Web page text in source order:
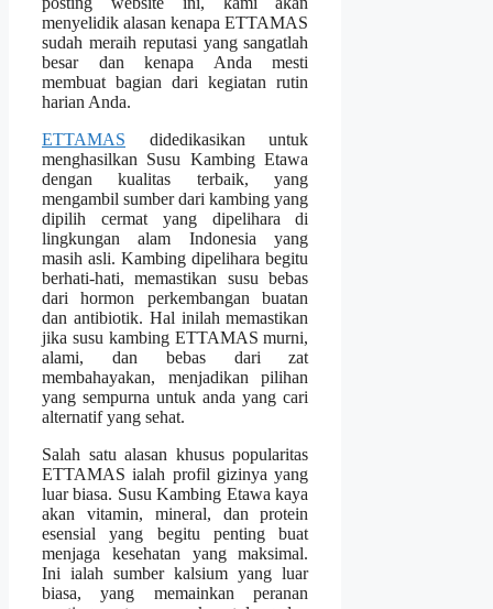
menyelidik alasan kenapa ETTAMAS
sudah meraih reputasi yang sangatlah
besar dan kenapa Anda mesti
membuat bagian dari kegiatan rutin
harian Anda.
ETTAMAS didedikasikan untuk
menghasilkan Susu Kambing Etawa
dengan kualitas terbaik, yang
mengambil sumber dari kambing yang
dipilih cermat yang dipelihara di
lingkungan alam Indonesia yang
masih asli. Kambing dipelihara begitu
berhati-hati, memastikan susu bebas
dari hormon perkembangan buatan
dan antibiotik. Hal inilah memastikan
jika susu kambing ETTAMAS murni,
alami, dan bebas dari zat
membahayakan, menjadikan pilihan
yang sempurna untuk anda yang cari
alternatif yang sehat.
Salah satu alasan khusus popularitas
ETTAMAS ialah profil gizinya yang
luar biasa. Susu Kambing Etawa kaya
akan vitamin, mineral, dan protein
esensial yang begitu penting buat
menjaga kesehatan yang maksimal.
Ini ialah sumber kalsium yang luar
biasa, yang memainkan peranan